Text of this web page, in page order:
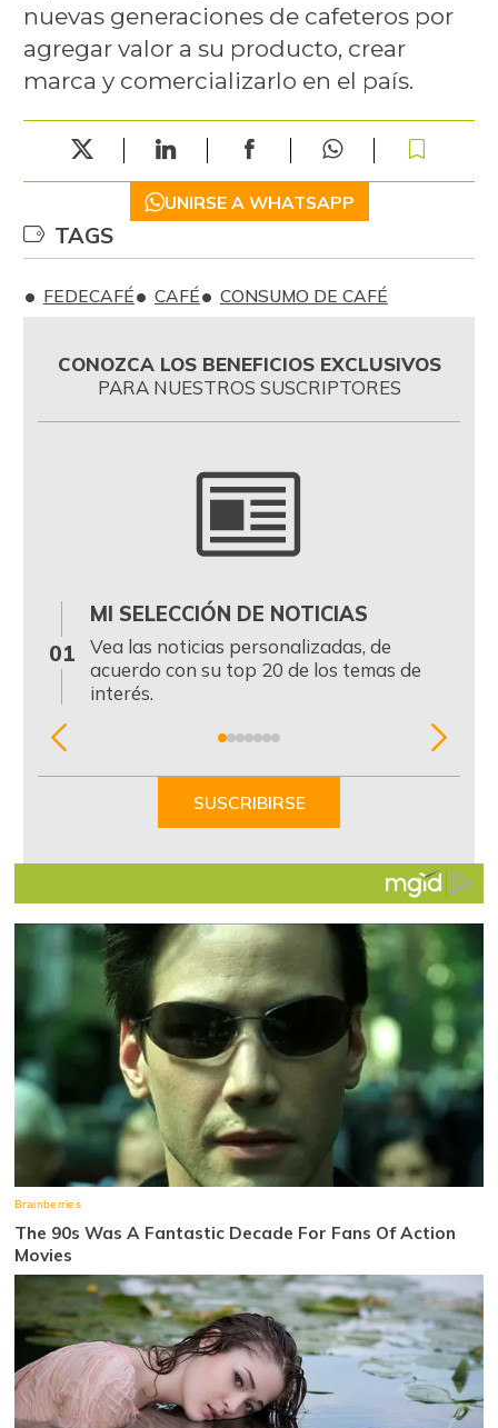
nuevas generaciones de cafeteros por
agregar valor a su producto, crear
marca y comercializarlo en el país.
UNIRSE A WHATSAPP
TAGS
FEDECAFÉ CAFÉ CONSUMO DE CAFÉ
CONOZCA LOS BENEFICIOS EXCLUSIVOS
PARA NUESTROS SUSCRIPTORES
01
MI SELECCIÓN DE NOTICIAS
Vea las noticias personalizadas, de
acuerdo con su top 20 de los temas de
interés.
Item
SUSCRIBIRSE